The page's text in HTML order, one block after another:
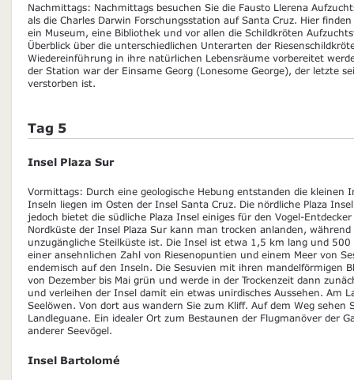
Nachmittags: Nachmittags besuchen Sie die Fausto Llerena
als die Charles Darwin Forschungsstation auf Santa Cruz. Hier
ein Museum, eine Bibliothek und vor allen die Schildkröten
Überblick über die unterschiedlichen Unterarten der
Wiedereinführung in ihre natürlichen Lebensräume vorbereitet
der Station war der Einsame Georg (Lonesome George), der letzte
verstorben ist.
Tag 5
Insel Plaza Sur
Vormittags: Durch eine geologische Hebung entstanden die kleinen
Inseln liegen im Osten der Insel Santa Cruz. Die nördliche Plaza
jedoch bietet die südliche Plaza Insel einiges für den Vogel-
Nordküste der Insel Plaza Sur kann man trocken anlanden,
unzugängliche Steilküste ist. Die Insel ist etwa 1,5 km lang und
einer ansehnlichen Zahl von Riesenopuntien und einem Meer von
endemisch auf den Inseln. Die Sesuvien mit ihren mandelförmigen
von Dezember bis Mai grün und werde in der Trockenzeit dann
und verleihen der Insel damit ein etwas unirdisches Aussehen. Am
Seelöwen. Von dort aus wandern Sie zum Kliff. Auf dem Weg sehen
Landleguane. Ein idealer Ort zum Bestaunen der Flugmanöver der
anderer Seevögel.
Insel Bartolomé